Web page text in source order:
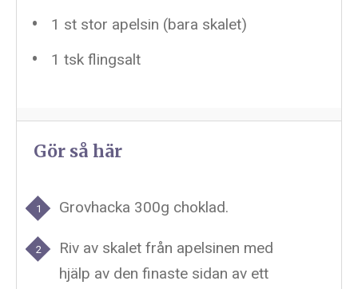
1 st stor apelsin (bara skalet)
1 tsk flingsalt
Gör så här
Grovhacka 300g choklad.
Riv av skalet från apelsinen med
hjälp av den finaste sidan av ett